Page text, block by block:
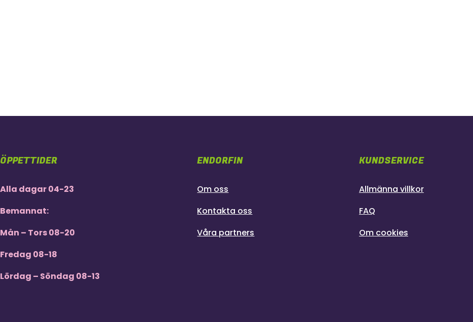
ÖPPETTIDER
Alla dagar 04-23
Bemannat:
Mån – Tors 08-20
Fredag 08-18
Lördag – Söndag 08-13
ENDORFIN
Om oss
Kontakta oss
Våra partners
KUNDSERVICE
Allmänna villkor
FAQ
Om cookies